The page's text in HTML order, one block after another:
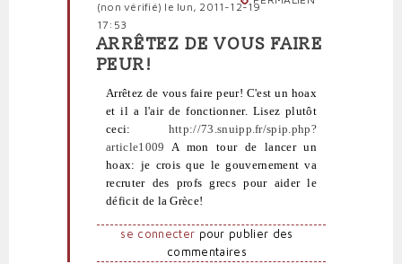
(non vérifié) le lun, 2011-12-19
17:53
En
réponse
Mêmes
lectures,
même
avis
par
profête
vérifié)
ARRÊTEZ DE VOUS FAIRE
PEUR!
Arrêtez de vous faire peur! C'est un hoax
et il a l'air de fonctionner. Lisez plutôt
ceci: http://73.snuipp.fr/spip.php?
article1009 A mon tour de lancer un
hoax: je crois que le gouvernement va
recruter des profs grecs pour aider le
déficit de la Grèce!
se connecter pour publier des
commentaires